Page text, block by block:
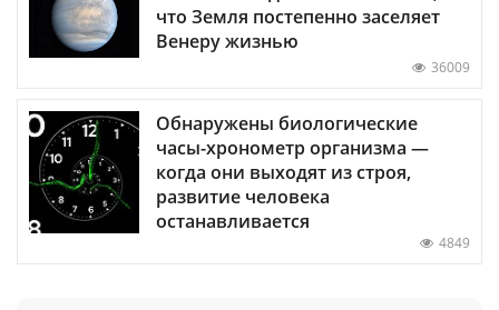
что Земля постепенно заселяет
Венеру жизнью
36009
Обнаружены биологические
часы-хронометр организма —
когда они выходят из строя,
развитие человека
останавливается
4849